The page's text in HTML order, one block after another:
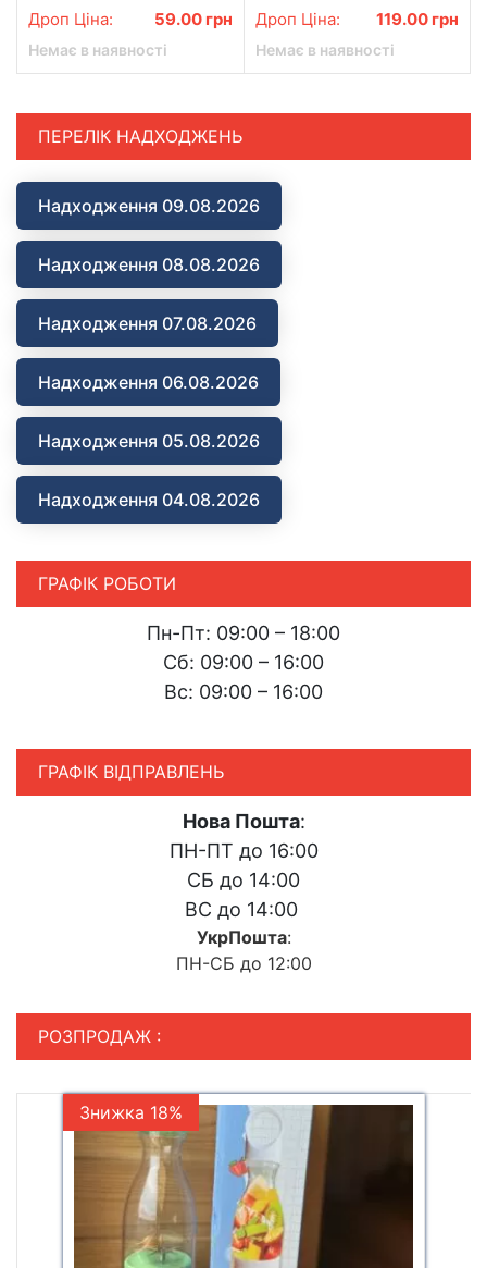
Дроп Ціна: 59.00 грн
Немає в наявності
Waistband
Дроп Ціна: 119.00 грн
Немає в наявності
ПЕРЕЛІК НАДХОДЖЕНЬ
Надходження 09.08.2026
Надходження 08.08.2026
Надходження 07.08.2026
Надходження 06.08.2026
Надходження 05.08.2026
Надходження 04.08.2026
ГРАФІК РОБОТИ
Пн-Пт: 09:00 – 18:00
Сб: 09:00 – 16:00
Вс: 09:00 – 16:00
ГРАФІК ВІДПРАВЛЕНЬ
Нова Пошта:
ПН-ПТ до 16:00
СБ до 14:00
ВС до 14:00
УкрПошта:
ПН-СБ до 12:00
РОЗПРОДАЖ :
Знижка 18%